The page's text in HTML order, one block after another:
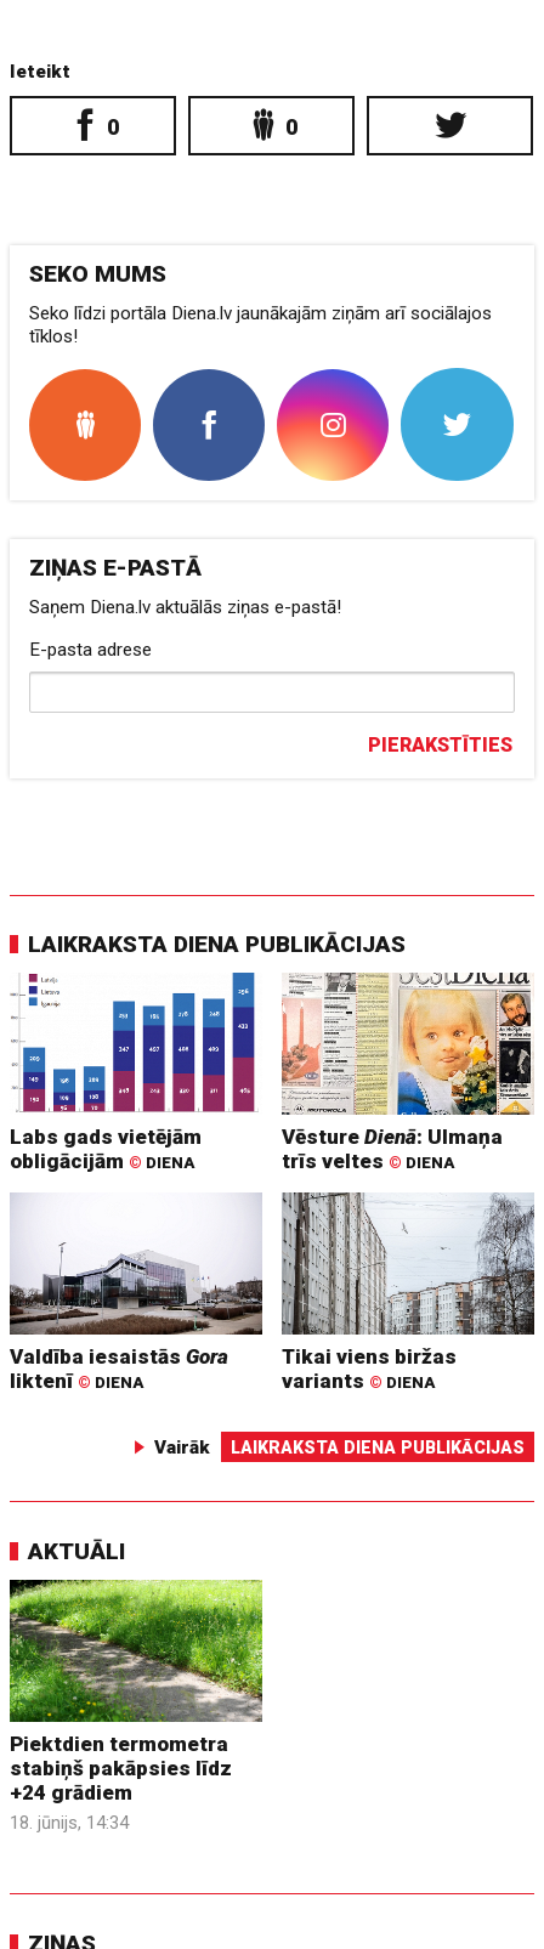
Ieteikt
0 0
SEKO MUMS
Seko līdzi portāla Diena.lv jaunākajām ziņām arī sociālajos
tīklos!
ZIŅAS E-PASTĀ
Saņem Diena.lv aktuālās ziņas e-pastā!
E-pasta adrese
PIERAKSTĪTIES
LAIKRAKSTA DIENA PUBLIKĀCIJAS
Labs gads vietējām
obligācijām © DIENA
VēstureDienā: Ulmaņa
trīs veltes © DIENA
Valdība iesaistāsGora
liktenī © DIENA
Tikai viens biržas
variants © DIENA
Vairāk LAIKRAKSTA DIENA PUBLIKĀCIJAS
AKTUĀLI
Piektdien termometra
stabiņš pakāpsies līdz
+24 grādiem
18. jūnijs, 14:34
ZIŅAS